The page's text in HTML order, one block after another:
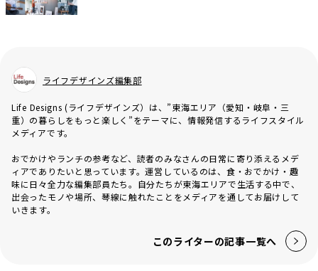
ライフデザインズ編集部
Life Designs (ライフデザインズ）は、”東海エリア（愛知・岐阜・三
重）の暮らしをもっと楽しく”をテーマに、情報発信するライフスタイル
メディアです。
おでかけやランチの参考など、読者のみなさんの日常に寄り添えるメデ
ィアでありたいと思っています。運営しているのは、食・おでかけ・趣
味に日々全力な編集部員たち。自分たちが東海エリアで生活する中で、
出会ったモノや場所、琴線に触れたことをメディアを通してお届けして
いきます。
このライターの記事一覧へ